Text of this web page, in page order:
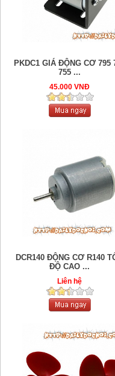
PKDC1 GIÁ ĐỘNG CƠ 795
755 ...
45.000 VNĐ
DCR140 ĐỘNG CƠ R140
ĐỘ CAO ...
Liên hệ